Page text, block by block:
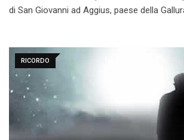
di San Giovanni ad Aggius, paese della
RICORDO